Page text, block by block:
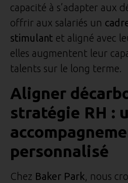
capacité à s’adapter aux
offrir aux salariés un
stimulant et aligné avec
elles augmentent leur
talents sur le long terme.
Aligner
stratégie RH :
personnalisé
Chez Baker Park, nous